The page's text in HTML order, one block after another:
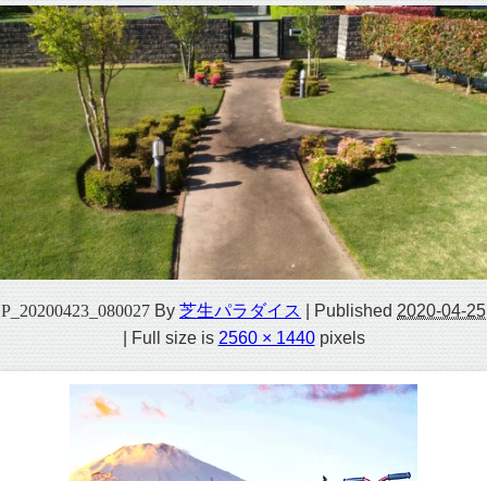
P_20200423_080027 By 芝生パラダイス Published 2020-04-25
| Full size is 2560 × 1440pixels